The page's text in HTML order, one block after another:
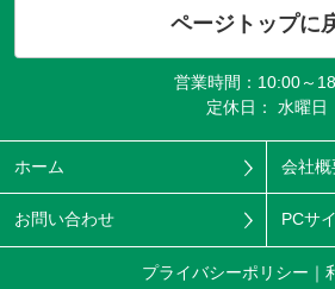
ページトップに
営業時間：10:00～
定休日： 水曜日
ホーム 会社概
お問い合わせ PCサ
プライバシーポリシー